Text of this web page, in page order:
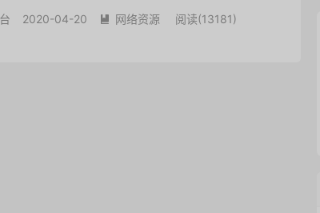
2020-04-20  网络资源 阅读(13181)